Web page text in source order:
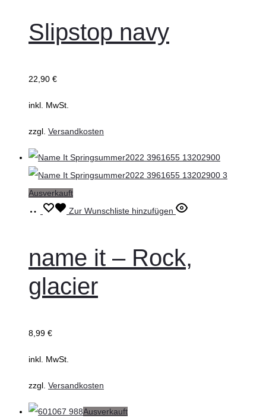
mehrere
Optionen
können
der
Produktseite
gewählt
werden
Slipstop navy
22,90 €
inkl. MwSt.
zzgl. Versandkosten
Ausverkauft
Ausführung
Dieses
mehrere
Varianten
auf.
Optionen
der
Produktseite
Zur Wunschliste hinzufügen
name it – Rock,
glacier
8,99 €
inkl. MwSt.
zzgl. Versandkosten
Ausverkauft